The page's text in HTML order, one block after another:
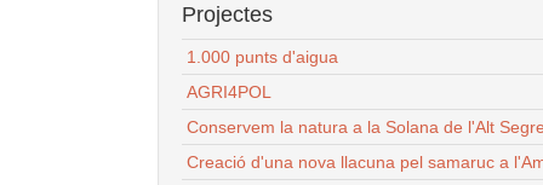
Projectes
1.000 punts d'aigua
AGRI4POL
Conservem la natura a la Solana de l'Alt
Creació d'una nova llacuna pel samaruc a